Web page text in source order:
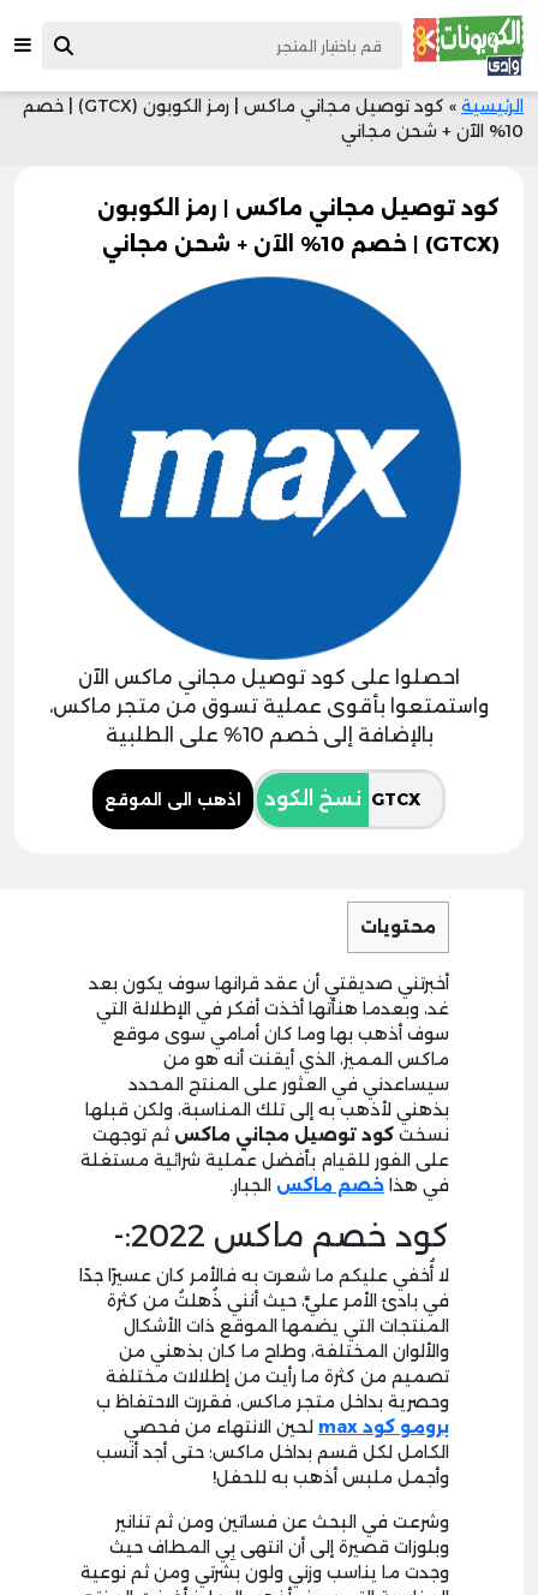
الرئيسية »
كود توصيل مجاني ماكس | رمز الكوبون (GTCX) | خصم
10% الآن + شحن مجاني
كود توصيل مجاني ماكس | رمز الكوبون
(GTCX) | خصم 10% الآن + شحن مجاني
احصلوا على كود توصيل مجاني ماكس الآن
واستمتعوا بأقوى عملية تسوق من متجر ماكس،
بالإضافة إلى خصم 10% على الطلبية
نسخ الكود اذهب الى الموقع
محتويات
أخبرتني صديقتي أن عقد قرانها سوف يكون بعد
غد، وبعدما هنأتها أخذت أفكر في الإطلالة التي
سوف أذهب بها وما كان أمامي سوى موقع
ماكس المميز، الذي أيقنت أنه هو من
سيساعدني في العثور على المنتج المحدد
بذهني لأذهب به إلى تلك المناسبة، ولكن قبلها
نسخت كود توصيل مجاني ماكس ثم توجهت
على الفور للقيام بأفضل عملية شرائية مستغلة
في هذا خصم ماكس الجبار.
كود خصم ماكس 2022:-
لا أُخفي عليكم ما شعرت به فالأمر كان عسيرًا جدًا
في بادئ الأمر عليَّ، حيث أنني ذُهلتُ من كثرة
المنتجات التي يضمها الموقع ذات الأشكال
والألوان المختلفة، وطاح ما كان بذهني من
تصميم من كثرة ما رأيت من إطلالات مختلفة
وحصرية بداخل متجر ماكس، فقررت الاحتفاظ ب
برومو كود max
لحين الانتهاء من فحصي
الكامل لكل قسم بداخل ماكس؛ حتى أجد أنسب
وأجمل ملبس أذهب به للحفل!
وشرعت في البحث عن فساتين ومن ثم تنانير
وبلوزات قصيرة إلى أن انتهى بِي المطاف حيث
وجدت ما يناسب وزني ولون بشرتي ومن ثم نوعية